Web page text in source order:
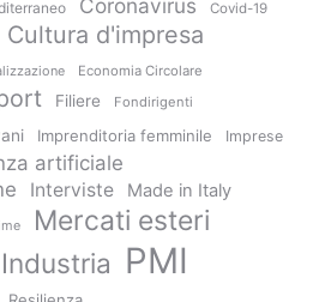
Covid-19
Cultura d'impresa
Economia Circolare
Filiere Fondirigenti
Imprenditoria femminile Imprese
artificiale
Interviste Made in Italy
Mercati esteri
PMI